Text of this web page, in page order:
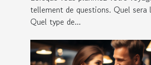
tellement de questions. Quel sera
Quel type de...